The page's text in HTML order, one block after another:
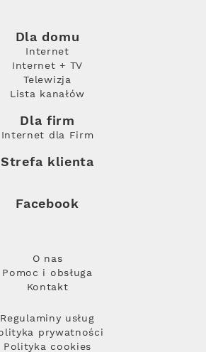
Dla domu
Internet
Internet + TV
Telewizja
Lista kanałów
Dla firm
Internet dla Firm
Strefa klienta
Facebook
O nas
Pomoc i obsługa
Kontakt
Regulaminy usług
prywatności
Polityka cookies